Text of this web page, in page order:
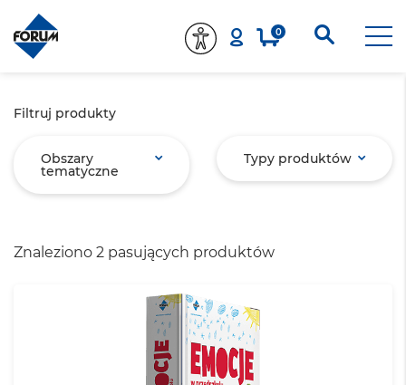
0
Filtruj produkty
Obszary
tematyczne
Typy produktów
Znaleziono 2 pasujących produktów